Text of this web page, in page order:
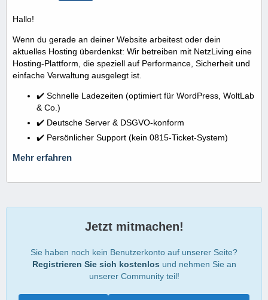
Hallo!
Wenn du gerade an deiner Website arbeitest oder dein
aktuelles Hosting überdenkst: Wir betreiben mit NetzLiving eine
Hosting-Plattform, die speziell auf Performance, Sicherheit und
einfache Verwaltung ausgelegt ist.
✔️ Schnelle Ladezeiten (optimiert für WordPress, WoltLab
& Co.)
✔️ Deutsche Server & DSGVO-konform
✔️ Persönlicher Support (kein 0815-Ticket-System)
Mehr erfahren
Jetzt mitmachen!
Sie haben noch kein Benutzerkonto auf unserer Seite?
Registrieren Sie sich kostenlos und nehmen Sie an
unserer Community teil!